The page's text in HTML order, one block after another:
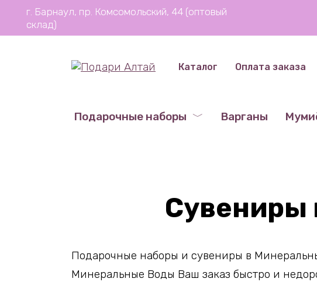
Перейти
содержанию
г. Барнаул, пр. Комсомольский, 44 (оптовый
склад)
Каталог Оплата заказа
Подарочные наборы Варганы
Сувениры
Подарочные наборы и сувениры в
Минеральные Воды Ваш заказ быстро и